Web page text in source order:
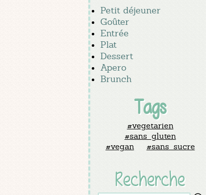
Petit déjeuner
Goûter
Entrée
Plat
Dessert
Apero
Brunch
Tags
#vegetarien
#sans_gluten
#vegan
#sans_sucre
Recherche